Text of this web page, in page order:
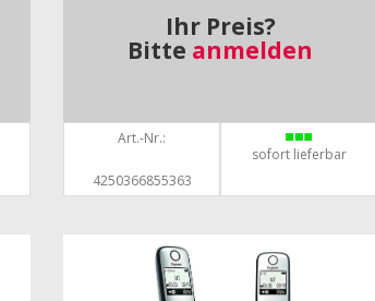
Ihr Preis?
Bitte anmelden
Art.-Nr.:
4250366855363
sofort lieferbar